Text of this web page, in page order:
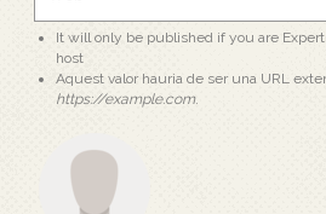
It will only be published if you are
host
Aquest valor hauria de ser una URL
https://example.com.